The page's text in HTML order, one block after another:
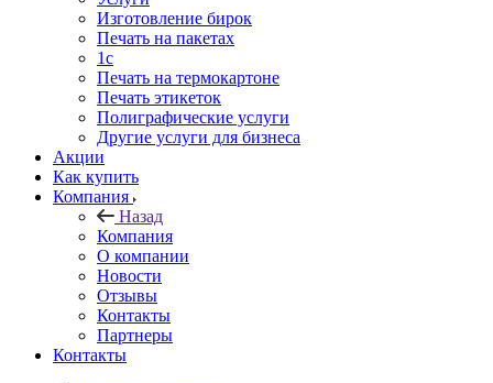
Изготовление бирок
Печать на пакетах
1c
Печать на термокартоне
Печать этикеток
Полиграфические услуги
Другие услуги для бизнеса
Акции
Как купить
Компания
Назад
Компания
О компании
Новости
Отзывы
Контакты
Партнеры
Контакты